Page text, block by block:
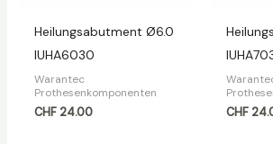
Heilungsabutment Ø6.0
IUHA6030
Warantec
Prothesenkomponenten
CHF 24.00
CHF